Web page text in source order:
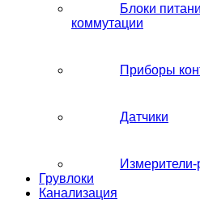
Блоки
коммутации
Приборы
Датчики
Измерители-
Грувлоки
Канализация